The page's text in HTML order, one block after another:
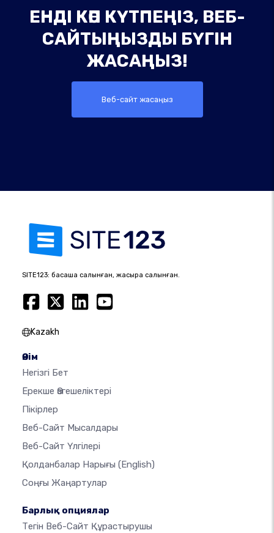
ЕНДІ КӨП КҮТПЕҢІЗ, ВЕБ-
САЙТЫҢЫЗДЫ БҮГІН
ЖАСАҢЫЗ!
Веб-сайт жасаңыз
SITE123: басқаша салынған, жақсырақ салынған.
Kazakh
Өнім
Негізгі Бет
Ерекше Өзгешеліктері
Пікірлер
Веб-Сайт Мысалдары
Веб-Сайт Үлгілері
Қолданбалар Нарығы (English)
Соңғы Жаңартулар
Барлық опциялар
Тегін Веб-Сайт Құрастырушы